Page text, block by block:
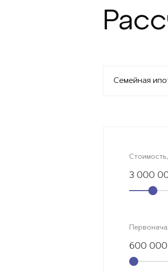
Семейная
3 000
600 000